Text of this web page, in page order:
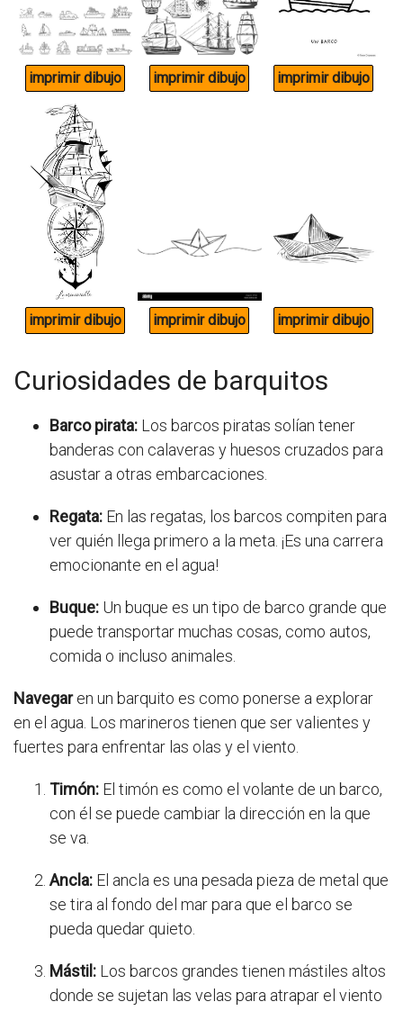
Curiosidades de barquitos
Barco pirata: Los barcos piratas solían tener
banderas con calaveras y huesos cruzados para
asustar a otras embarcaciones.
Regata: En las regatas, los barcos compiten para
ver quién llega primero a la meta. ¡Es una carrera
emocionante en el agua!
Buque: Un buque es un tipo de barco grande que
puede transportar muchas cosas, como autos,
comida o incluso animales.
Navegaren un barquito es como ponerse a explorar
en el agua. Los marineros tienen que ser valientes y
fuertes para enfrentar las olas y el viento.
Timón: El timón es como el volante de un barco,
con él se puede cambiar la dirección en la que
se va.
Ancla: El ancla es una pesada pieza de metal que
se tira al fondo del mar para que el barco se
pueda quedar quieto.
Mástil: Los barcos grandes tienen mástiles altos
donde se sujetan las velas para atrapar el viento